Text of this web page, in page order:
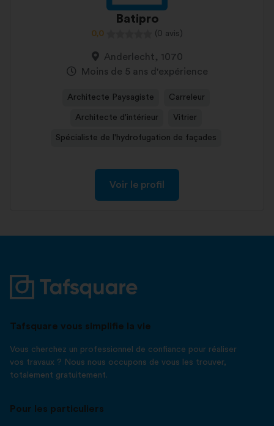
Batipro
0,0 (0 avis)
Anderlecht, 1070
Moins de 5 ans d'expérience
Architecte Paysagiste Carreleur
Architecte d'intérieur Vitrier
Spécialiste de l'hydrofugation de façades
Voir le profil
Tafsquare vous simplifie la vie
Vous cherchez un professionnel de confiance pour réaliser
vos travaux ? Nous nous occupons de vous les trouver,
totalement gratuitement.
Pour les particuliers